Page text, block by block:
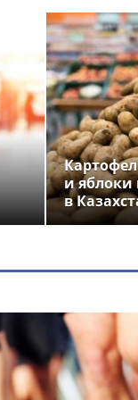
и
в